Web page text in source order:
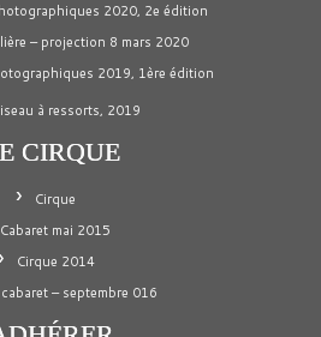
2020, 2e édition
– projection 8 mars 2020
2019, 1ère édition
à ressorts, 2019
CIRQUE
Cirque
Cabaret mai 2015
Cirque 2014
– septembre 016